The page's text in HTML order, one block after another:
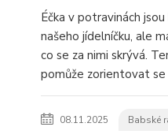
Éčka v potravinách
našeho jídelníčku, ale
co se za nimi skrývá.
pomůže zorientovat se
08.11.2025 Babské